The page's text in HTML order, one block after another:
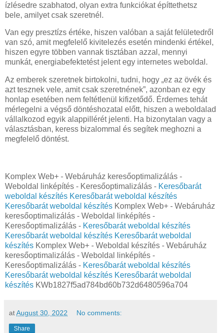
ízlésedre szabhatod, olyan extra funkciókat építtethetsz
bele, amilyet csak szeretnél.
Van egy presztízs értéke, hiszen valóban a saját felületedről
van szó, amit megfelelő kivitelezés esetén mindenki értékel,
hiszen egyre többen vannak tisztában azzal, mennyi
munkát, energiabefektetést jelent egy internetes weboldal.
Az emberek szeretnek birtokolni, tudni, hogy „ez az övék és
azt tesznek vele, amit csak szeretnének”, azonban ez egy
honlap esetében nem feltétlenül kifizetődő. Érdemes tehát
mérlegelni a végső döntéshozatal előtt, hiszen a weboldalad
vállalkozod egyik alappillérét jelenti. Ha bizonytalan vagy a
választásban, keress bizalommal és segítek meghozni a
megfelelő döntést.
Komplex Web+ - Webáruház keresőoptimalizálás -
Weboldal linképítés - Keresőoptimalizálás - Keresőbarát
weboldal készítés Keresőbarát weboldal készítés
Keresőbarát weboldal készítés Komplex Web+ - Webáruház
keresőoptimalizálás - Weboldal linképítés -
Keresőoptimalizálás - Keresőbarát weboldal készítés
Keresőbarát weboldal készítés Keresőbarát weboldal
készítés Komplex Web+ - Weboldal készítés - Webáruház
keresőoptimalizálás - Weboldal linképítés -
Keresőoptimalizálás - Keresőbarát weboldal készítés
Keresőbarát weboldal készítés Keresőbarát weboldal
készítés KWb1827f5ad784bd60b732d6480596a704
atAugust 30, 2022 No comments:
Share